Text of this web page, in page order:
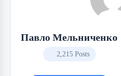
Павло Мельниченко
2,215 Posts